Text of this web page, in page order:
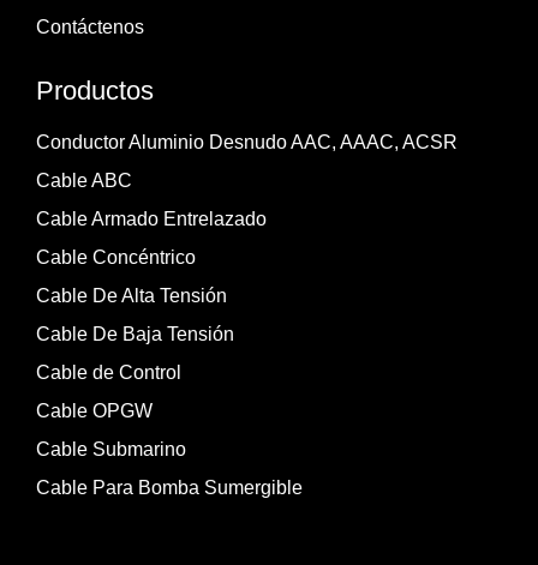
Contáctenos
Productos
Conductor Aluminio Desnudo AAC, AAAC, ACSR
Cable ABC
Cable Armado Entrelazado
Cable Concéntrico
Cable De Alta Tensión
Cable De Baja Tensión
Cable de Control
Cable OPGW
Cable Submarino
Cable Para Bomba Sumergible